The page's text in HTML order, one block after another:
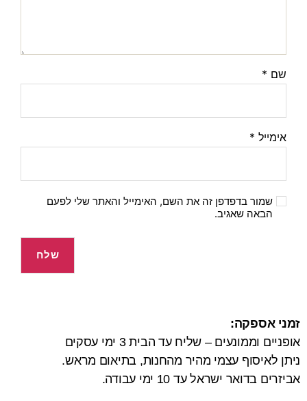
שם *
אימייל *
שמור בדפדפן זה את השם, האימייל והאתר שלי לפעם
הבאה שאגיב.
זמני אספקה:
אופניים וממונעים – שליח עד הבית 3 ימי עסקים
ניתן לאיסוף עצמי מהיר מהחנות, בתיאום מראש.
אביזרים בדואר ישראל עד 10 ימי עבודה.